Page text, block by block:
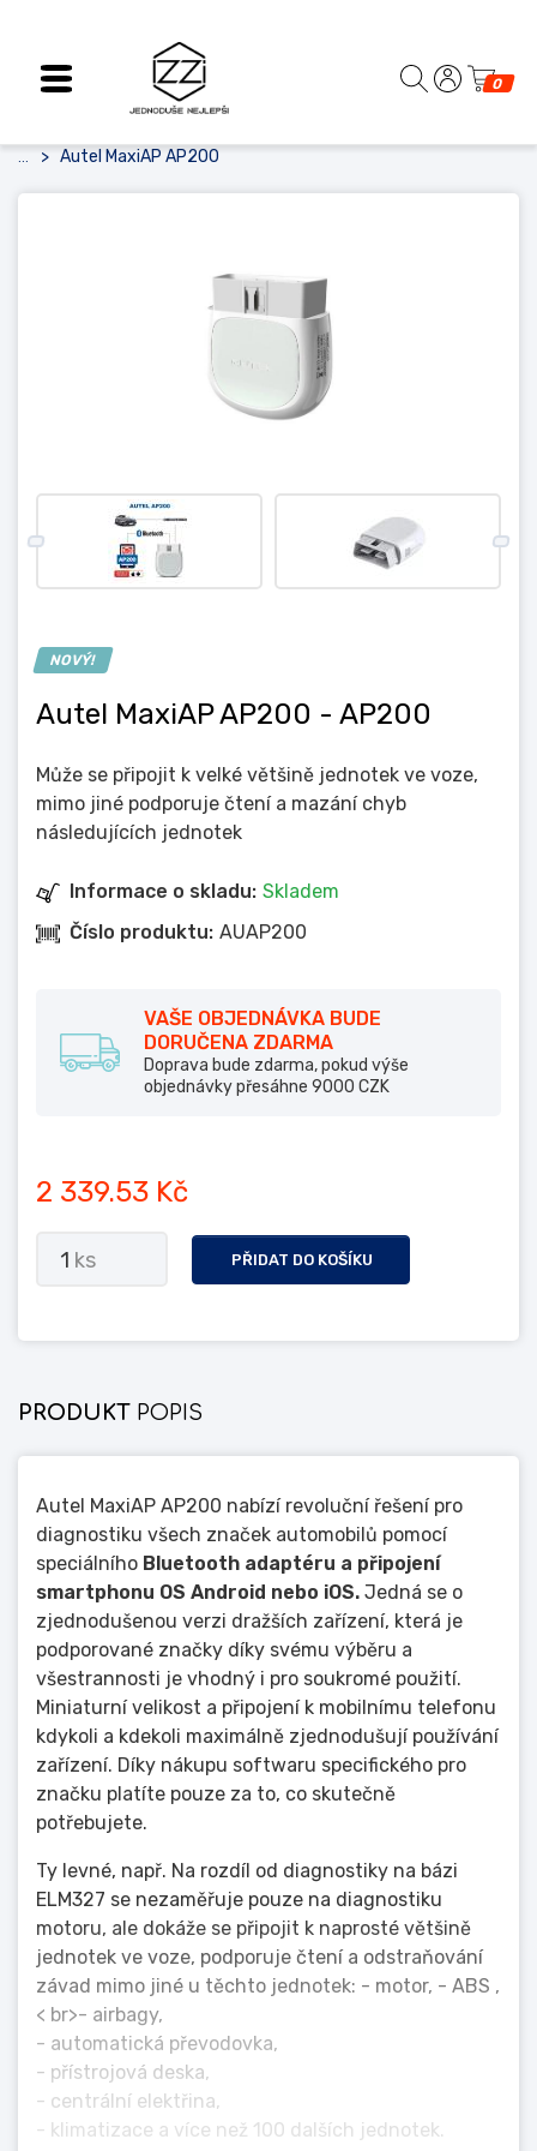
0
Autel MaxiAP AP200
NOVÝ!
Autel MaxiAP AP200 - AP200
Může se připojit k velké většině jednotek ve voze,
mimo jiné podporuje čtení a mazání chyb
následujících jednotek
Informace o skladu: Skladem
Číslo produktu: AUAP200
VAŠE OBJEDNÁVKA BUDE
DORUČENA ZDARMA
Doprava bude zdarma, pokud výše
objednávky přesáhne 9000 CZK
2 339.53 Kč
1 ks PŘIDAT DO KOŠÍKU
PRODUKT POPIS
Autel MaxiAP AP200 nabízí revoluční řešení pro
diagnostiku všech značek automobilů pomocí
speciálního Bluetooth adaptéru a připojení
smartphonu OS Android nebo iOS. Jedná se o
zjednodušenou verzi dražších zařízení, která je
podporované značky díky svému výběru a
všestrannosti je vhodný i pro soukromé použití.
Miniaturní velikost a připojení k mobilnímu telefonu
kdykoli a kdekoli maximálně zjednodušují používání
zařízení. Díky nákupu softwaru specifického pro
značku platíte pouze za to, co skutečně
potřebujete.
Ty levné, např. Na rozdíl od diagnostiky na bázi
ELM327 se nezaměřuje pouze na diagnostiku
motoru, ale dokáže se připojit k naprosté většině
jednotek ve voze, podporuje čtení a odstraňování
závad mimo jiné u těchto jednotek: - motor, - ABS ,
< br>- airbagy,
- automatická převodovka,
- přístrojová deska,
- centrální elektřina,
- klimatizace a více než 100 dalších jednotek.